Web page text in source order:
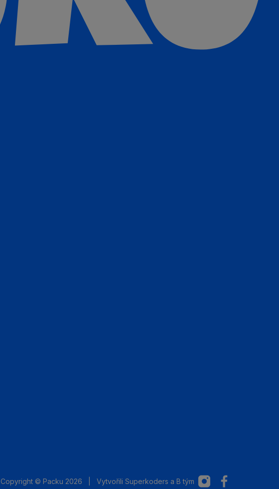
Copyright © Packu 2026 Vytvořili Superkoders a B tým
InstagramFacebook